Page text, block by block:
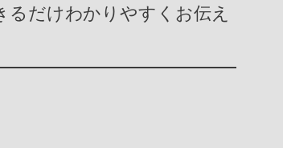
だけわかりやすくお伝え